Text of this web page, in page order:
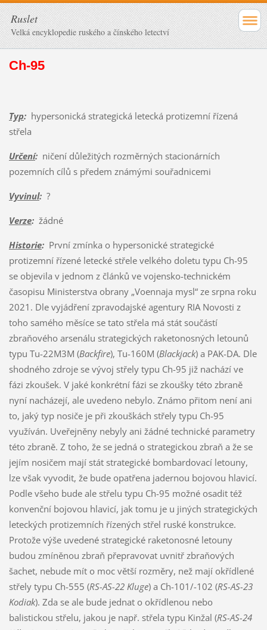
Ruslet
Velká encyklopedie ruského a čínského letectví
Ch-95
Typ:hypersonická strategická letecká protizemní řízená
střela
Určení:ničení důležitých rozměrných stacionárních
pozemních cílů s předem známými souřadnicemi
Vyvinul:?
Verze:žádné
Historie:První zmínka o hypersonické strategické
protizemní řízené letecké střele velkého doletu typu Ch-95
se objevila v jednom z článků ve vojensko-technickém
časopisu Ministerstva obrany „Voennaja mysl“ ze srpna roku
2021. Dle vyjádření zpravodajské agentury RIA Novosti z
toho samého měsíce se tato střela má stát součástí
zbraňového arsenálu strategických raketonosných letounů
typu Tu-22M3M (Backfire), Tu-160M (Blackjack) a PAK-DA. Dle
shodného zdroje se vývoj střely typu Ch-95 již nachází ve
fázi zkoušek. V jaké konkrétní fázi se zkoušky této zbraně
nyní nacházejí, ale uvedeno nebylo. Známo přitom není ani
to, jaký typ nosiče je při zkouškách střely typu Ch-95
využíván. Uveřejněny nebyly ani žádné technické parametry
této zbraně. Z toho, že se jedná o strategickou zbraň a že se
jejím nosičem mají stát strategické bombardovací letouny,
lze však vyvodit, že bude opatřena jadernou bojovou hlavicí.
Podle všeho bude ale střelu typu Ch-95 možné osadit též
konvenční bojovou hlavicí, jak tomu je u jiných strategických
leteckých protizemních řízených střel ruské konstrukce.
Protože výše uvedené strategické raketonosné letouny
budou zmíněnou zbraň přepravovat uvnitř zbraňových
šachet, nebude mít o moc větší rozměry, než mají okřídlené
střely typu Ch-555 (RS-AS-22 Kluge) a Ch-101/-102 (RS-AS-23
Kodiak). Zda se ale bude jednat o okřídlenou nebo
balistickou střelu, jakou je např. střela typu Kinžal (RS-AS-24